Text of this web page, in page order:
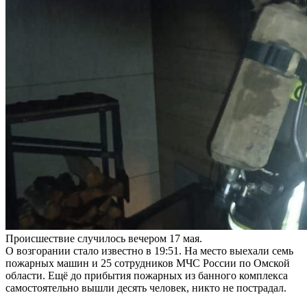
Происшествие случилось вечером 17 мая.
О возгорании стало известно в 19:51. На место выехали семь
пожарных машин и 25 сотрудников МЧС России по Омской
области. Ещё до прибытия пожарных из банного комплекса
самостоятельно вышли десять человек, никто не пострадал.